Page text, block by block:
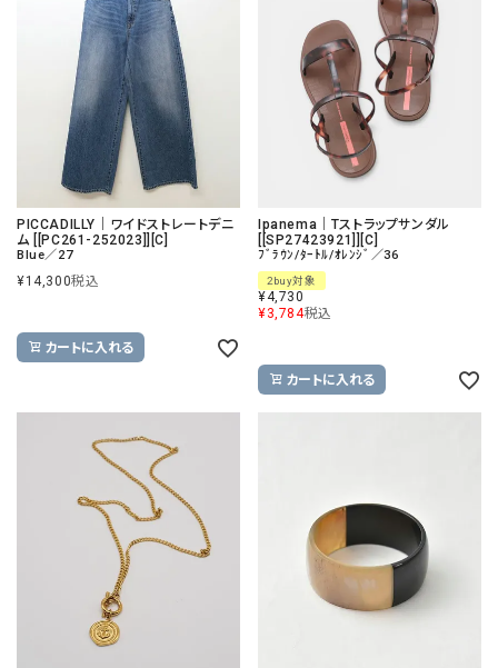
PICCADILLY｜ワイドストレートデニ
ム [[PC261-252023]][C]
Blue／27
¥14,300税込
カートに入れる
Ipanema｜Tストラップサンダル
[[SP27423921]][C]
ﾌﾞﾗｳﾝ/ﾀｰﾄﾙ/ｵﾚﾝｼﾞ／36
2buy対象
¥4,730
¥3,784税込
カートに入れる